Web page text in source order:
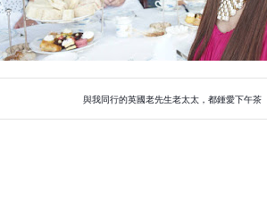
與我同行的英國老先生老太太，都鍾愛下午茶